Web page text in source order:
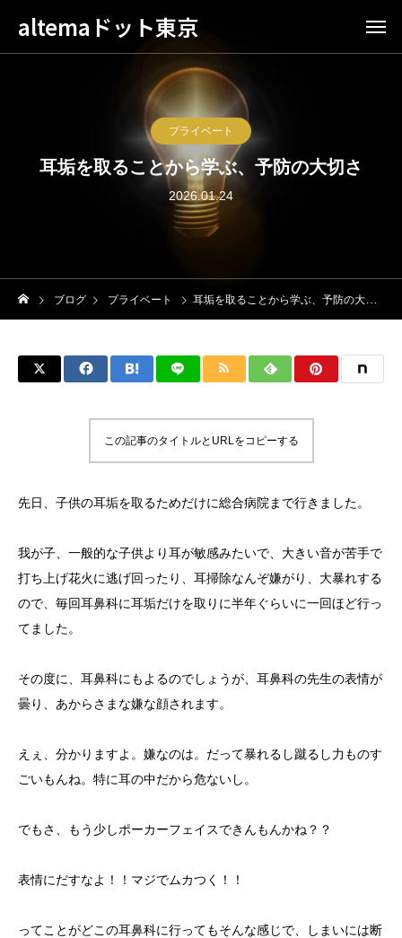
altemaドット東京
プライベート
耳垢を取ることから学ぶ、予防の大切さ
2026.01.24
ブログ プライベート 耳垢を取ることから学ぶ、予防の大切さ
この記事のタイトルとURLをコピーする
先日、子供の耳垢を取るためだけに総合病院まで行きました。
我が子、一般的な子供より耳が敏感みたいで、大きい音が苦手で
打ち上げ花火に逃げ回ったり、耳掃除なんぞ嫌がり、大暴れする
ので、毎回耳鼻科に耳垢だけを取りに半年ぐらいに一回ほど行っ
てました。
その度に、耳鼻科にもよるのでしょうが、耳鼻科の先生の表情が
曇り、あからさまな嫌な顔されます。
えぇ、分かりますよ。嫌なのは。だって暴れるし蹴るし力ものす
ごいもんね。特に耳の中だから危ないし。
でもさ、もう少しポーカーフェイスできんもんかね？？
表情にだすなよ！！マジでムカつく！！
ってことがどこの耳鼻科に行ってもそんな感じで、しまいには断